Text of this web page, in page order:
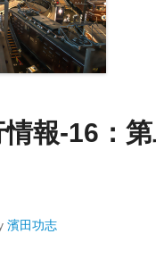
報-16：
濱田功志